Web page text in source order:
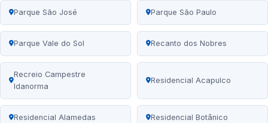
Parque São José Parque São Paulo
Parque Vale do Sol Recanto dos Nobres
Recreio Campestre
Idanorma
Residencial Acapulco
Residencial Alamedas Residencial Botânico